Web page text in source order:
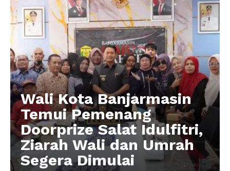
Wali Kota Banjarmasin
Temui Pemenang
Doorprize Salat Idulfitri,
Ziarah Wali dan Umrah
Segera Dimulai